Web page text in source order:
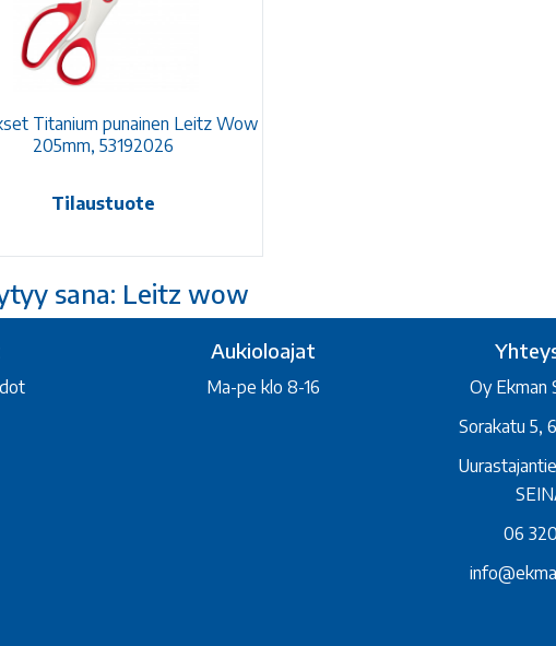
Titanium punainen Leitz Wow
205mm, 53192026
Tilaustuote
sana: Leitz wow
Aukioloajat
Ma-pe klo 8-16
Oy Ekman
Sorakatu 5,
06